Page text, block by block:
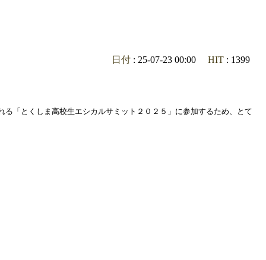
日付 : 25-07-23 00:00 HIT : 1399
「とくしま高校生エシカルサミット２０２５」に参加するため、とて